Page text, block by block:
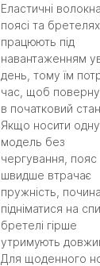
Еластичні
поясі та бретелях
працюють під
навантаженням
день, тому їм
час, щоб
в початковий стан.
Якщо носити одну
модель без
чергування, пояс
швидше втрачає
пружність,
підніматися на
бретелі гірше
утримують
Для щоденного